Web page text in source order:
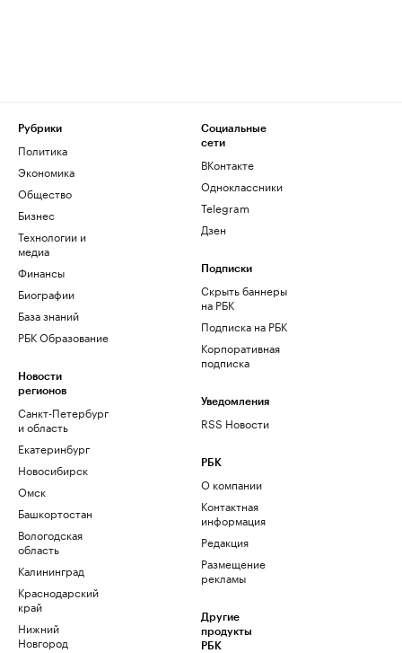
Рубрики
Политика
Экономика
Общество
Бизнес
Технологии и
медиа
Финансы
Биографии
База знаний
РБК Образование
Новости
регионов
Санкт-Петербург
и область
Екатеринбург
Новосибирск
Омск
Башкортостан
Вологодская
область
Калининград
Краснодарский
край
Нижний
Новгород
Социальные
сети
ВКонтакте
Одноклассники
Telegram
Дзен
Подписки
Скрыть баннеры
на РБК
Подписка на РБК
Корпоративная
подписка
Уведомления
RSS Новости
РБК
О компании
Контактная
информация
Редакция
Размещение
рекламы
Другие
продукты
РБК